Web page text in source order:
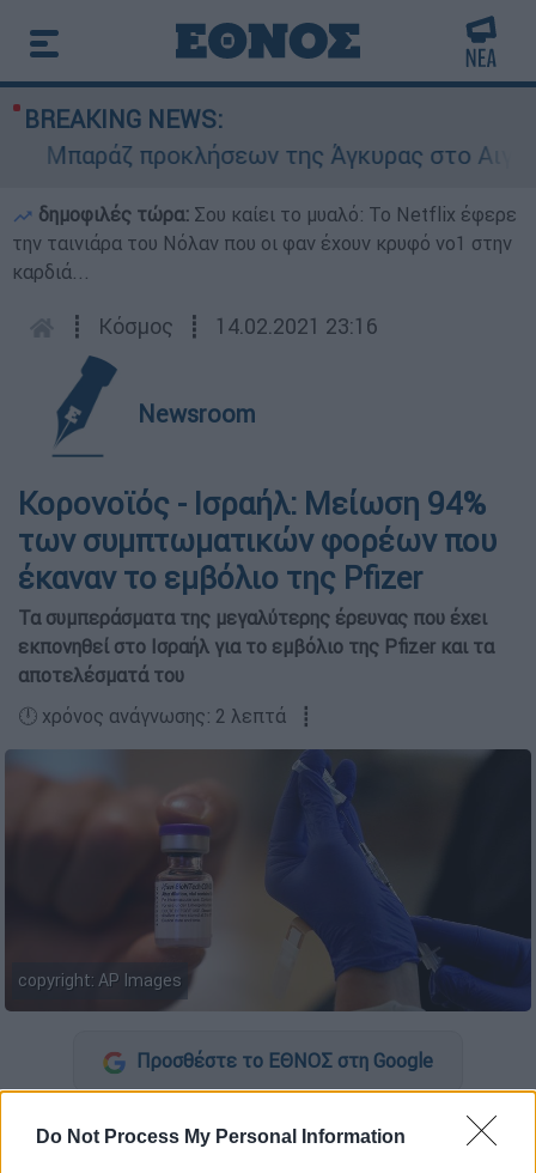
Do Not Process My Personal Information
BREAKING NEWS:
Μπαράζ προκλήσεων της Άγκυρας στο Αιγαίο:
δημοφιλές τώρα: Σου καίει το μυαλό: Το Netflix έφερε
την ταινιάρα του Νόλαν που οι φαν έχουν κρυφό νο1 στην
καρδιά...
┋ Κόσμος ┋ 14.02.2021 23:16
Newsroom
Κορονοϊός - Ισραήλ: Μείωση 94%
των συμπτωματικών φορέων που
έκαναν το εμβόλιο της Pfizer
Τα συμπεράσματα της μεγαλύτερης έρευνας που έχει
εκπονηθεί στο Ισραήλ για το εμβόλιο της Pfizer και τα
αποτελέσματά του
🕛 χρόνος ανάγνωσης: 2 λεπτά ┋
copyright: AP Images
Προσθέστε το ΕΘΝΟΣ στη Google
Ο μεγαλύτερος πάροχος